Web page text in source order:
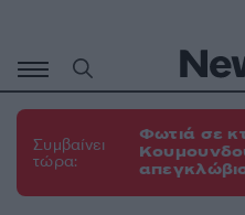
περιεχόμενο
Συμβαίνει
τώρα:
Φωτιά σε